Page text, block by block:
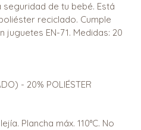
de tu bebé. Está
reciclado. Cumple
EN-71. Medidas: 20
- 20% POLIÉSTER
Plancha máx. 110°C. No